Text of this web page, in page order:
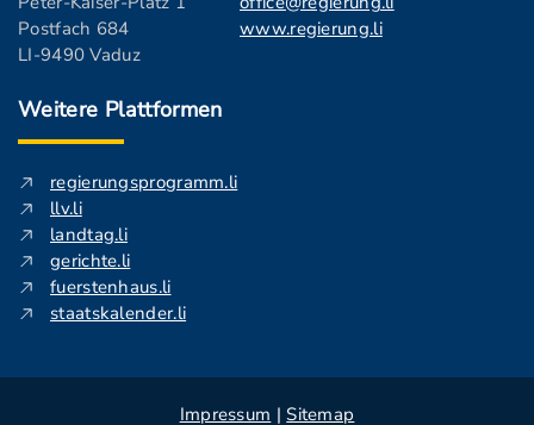
Postfach 684
LI-9490 Vaduz
www.regierung.li
Weitere Plattformen
regierungsprogramm.li
llv.li
landtag.li
gerichte.li
fuerstenhaus.li
staatskalender.li
Impressum | Sitemap